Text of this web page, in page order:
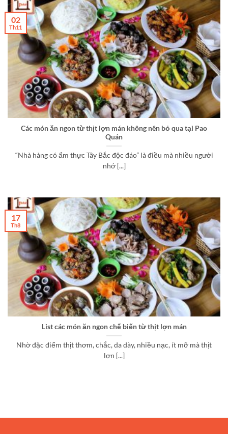
Các món ăn ngon từ thịt lợn mán không nên bỏ qua tại Pao
Quán
“Nhà hàng có ẩm thực Tây Bắc độc đáo” là điều mà nhiều người
nhớ [...]
02
Th11
List các món ăn ngon chế biến từ thịt lợn mán
Nhờ đặc điểm thịt thơm, chắc, da dày, nhiều nạc, ít mỡ mà thịt
lợn [...]
17
Th8